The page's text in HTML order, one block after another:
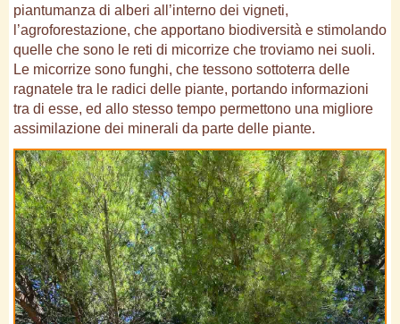
piantumanza di alberi all’interno dei vigneti,
l’agroforestazione, che apportano biodiversità e stimolando
quelle che sono le reti di micorrize che troviamo nei suoli.
Le micorrize sono funghi, che tessono sottoterra delle
ragnatele tra le radici delle piante, portando informazioni
tra di esse, ed allo stesso tempo permettono una migliore
assimilazione dei minerali da parte delle piante.